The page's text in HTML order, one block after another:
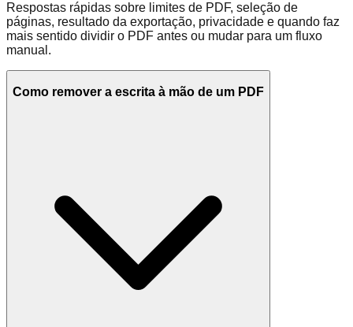
Respostas rápidas sobre limites de PDF, seleção de
páginas, resultado da exportação, privacidade e quando faz
mais sentido dividir o PDF antes ou mudar para um fluxo
manual.
Como remover a escrita à mão de um PDF